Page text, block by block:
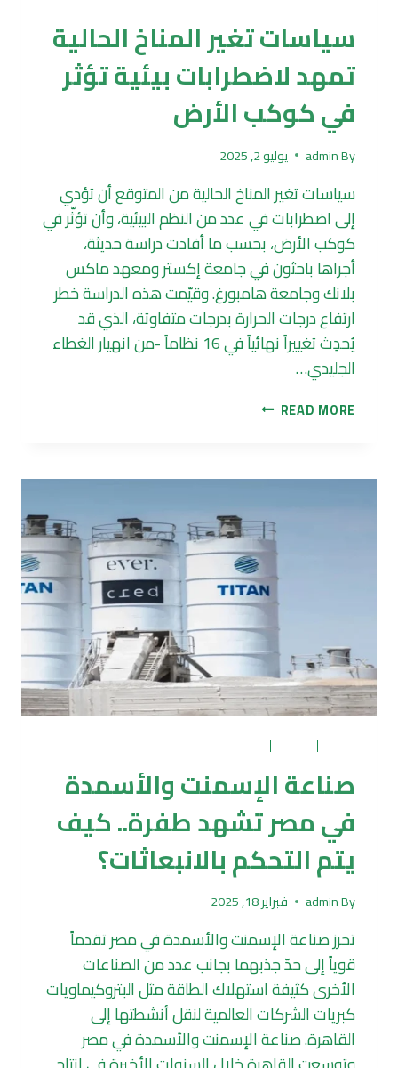
سياسات تغير المناخ الحالية
تمهد لاضطرابات بيئية تؤثر
في كوكب الأرض
By
admin يوليو 2, 2025
سياسات تغير المناخ الحالية من المتوقع أن تؤدي
إلى اضطرابات في عدد من النظم البيئية، وأن تؤثّر في
كوكب الأرض، بحسب ما أفادت دراسة حديثة،
أجراها باحثون في جامعة إكستر ومعهد ماكس
بلانك وجامعة هامبورغ. وقيّمت هذه الدراسة خطر
ارتفاع درجات الحرارة بدرجات متفاوتة، الذي قد
يُحدِث تغييراً نهائياً في 16 نظاماً -من انهيار الغطاء
الجليدي…
READ MORE سياسات
لاضطرابات
بيئية
تؤثر
في
كوكب
الأرض
|
|
صناعة الإسمنت والأسمدة
في مصر تشهد طفرة.. كيف
يتم التحكم بالانبعاثات؟
By
admin فبراير 18, 2025
تحرز صناعة الإسمنت والأسمدة في مصر تقدماً
قوياً إلى حدّ جذبهما بجانب عدد من الصناعات
الأخرى كثيفة استهلاك الطاقة مثل البتروكيماويات
كبريات الشركات العالمية لنقل أنشطتها إلى
القاهرة. صناعة الإسمنت والأسمدة في مصر